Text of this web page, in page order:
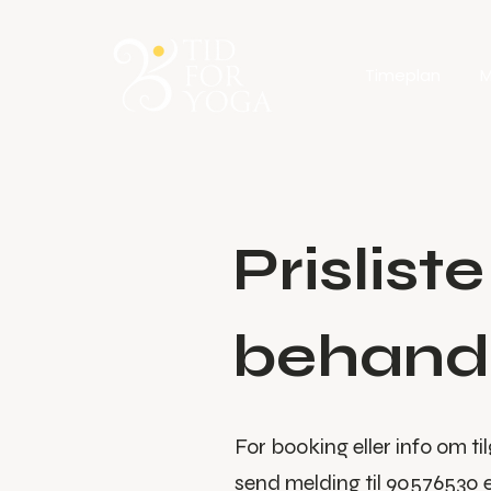
For booking eller info om
send melding til 90576530